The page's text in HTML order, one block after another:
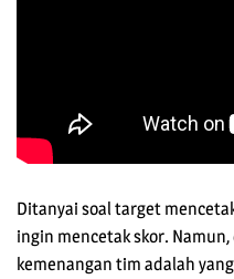
Ditanyai soal target
ingin mencetak skor.
kemenangan tim adalah